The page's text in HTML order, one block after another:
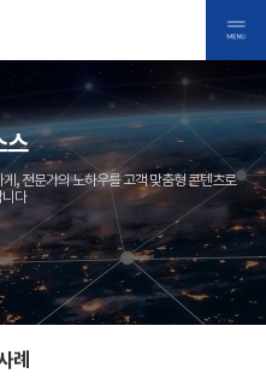
스
, 전문가의 노하우를 고객 맞춤형 콘텐츠로
다
례